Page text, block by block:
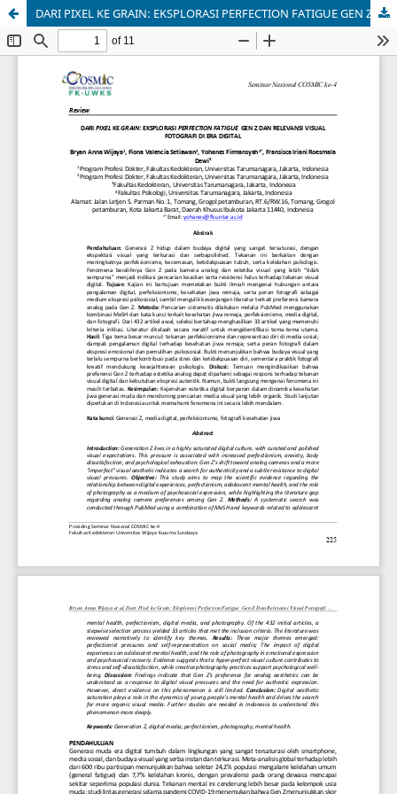
DARI PIXEL KE GRAIN: EKSPLORASI PERFECTION FATIGUE GEN Z DAN RELEVANSI VISUAL FOTOGRAFI DI ERA DIGITAL